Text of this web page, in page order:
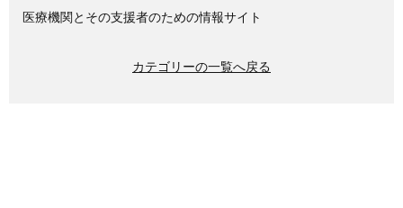
医療機関とその支援者のための情報サイト
カテゴリーの一覧へ戻る